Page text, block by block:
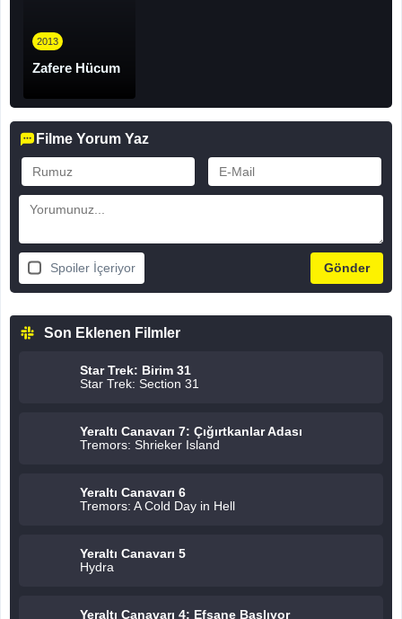
2013
Zafere Hücum
Filme Yorum Yaz
Spoiler İçeriyor
Son Eklenen Filmler
Star Trek: Birim 31
Star Trek: Section 31
Yeraltı Canavarı 7: Çığırtkanlar Adası
Tremors: Shrieker Island
Yeraltı Canavarı 6
Tremors: A Cold Day in Hell
Yeraltı Canavarı 5
Hydra
Yeraltı Canavarı 4: Efsane Başlıyor